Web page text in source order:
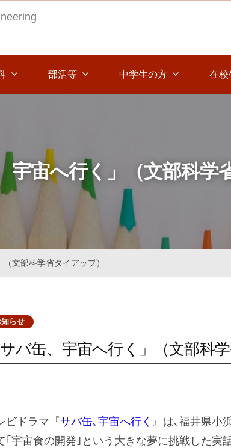
部活等 中学生の方 在校
宇宙へ行く」（文部科学
文部科学省タイアップ）
知らせ
バ缶、宇宙へ行く」（文部科学
ビドラマ『サバ缶､宇宙へ行く 』は､福井県小
｢宇宙食の開発｣という大きな夢に挑戦した実